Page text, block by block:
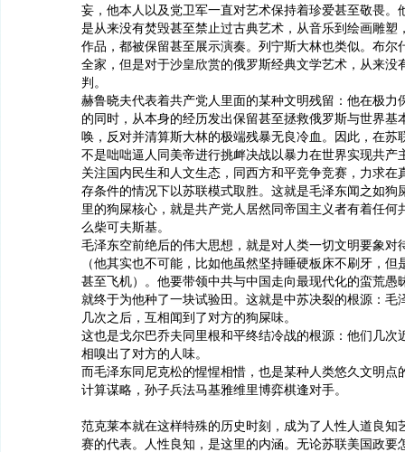
妄，他本人以及党卫军一直对艺术保持着珍爱甚至敬畏。
是从来没有焚毁甚至禁止过古典艺术，从音乐到绘画雕塑
作品，都被保留甚至展示演奏。列宁斯大林也类似。布尔
全家，但是对于沙皇欣赏的俄罗斯经典文学艺术，从来没
判。
赫鲁晓夫代表着共产党人里面的某种文明残留：他在极力
的同时，从本身的经历发出保留甚至拯救俄罗斯与世界基
唤，反对并清算斯大林的极端残暴无良冷血。因此，在苏
不是咄咄逼人同美帝进行挑衅决战以暴力在世界实现共产
关注国内民生和人文生态，同西方和平竞争竞赛，力求在
存条件的情况下以苏联模式取胜。这就是毛泽东闻之如狗
里的狗屎核心，就是共产党人居然同帝国主义者有着任何
么柴可夫斯基。
毛泽东空前绝后的伟大思想，就是对人类一切文明要象对
（他其实也不可能，比如他虽然坚持睡硬板床不刷牙，但
甚至飞机）。他要带领中共与中国走向最现代化的蛮荒
就终于为他种了一块试验田。这就是中苏决裂的根源：毛
几次之后，互相闻到了对方的狗屎味。
这也是戈尔巴乔夫同里根和平终结冷战的根源：他们几次
相嗅出了对方的人味。
而毛泽东同尼克松的惺惺相惜，也是某种人类悠久文明点
计算谋略，孙子兵法马基雅维里博弈棋逢对手。
范克莱本就在这样特殊的历史时刻，成为了人性人道良知
赛的代表。人性良知，是这里的内涵。无论苏联美国政要